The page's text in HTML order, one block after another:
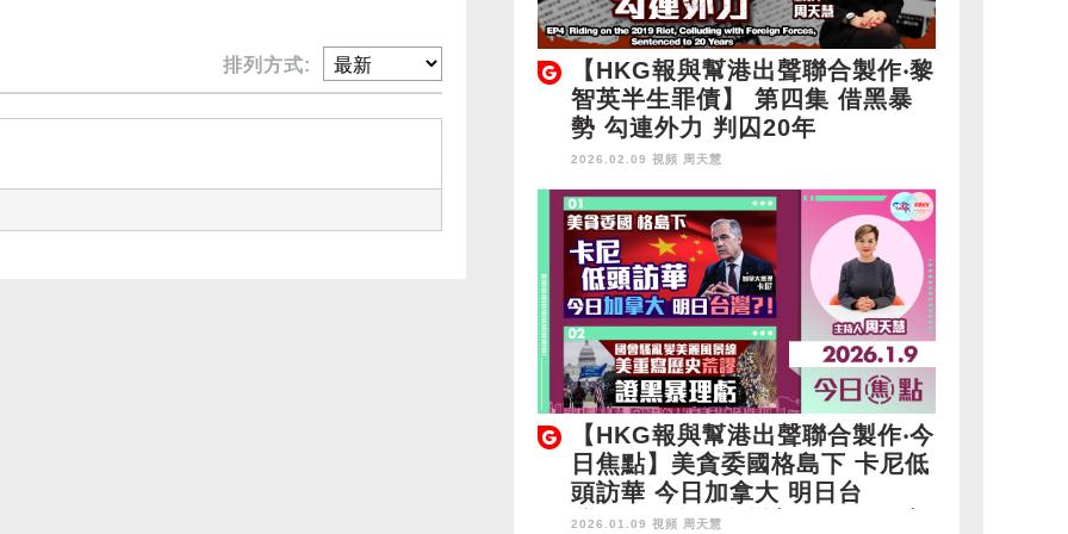
排列方式:
【HKG報與幫港出聲聯合製作‧黎
智英半生罪債】 第四集 借黑暴
勢 勾連外力 判囚20年
2026.02.09 視頻 周天慧
【HKG報與幫港出聲聯合製作‧今
日焦點】美貪委國格島下 卡尼低
頭訪華 今日加拿大 明日台
灣？！國會騷亂變美麗風景線 美
2026.01.09 視頻 周天慧